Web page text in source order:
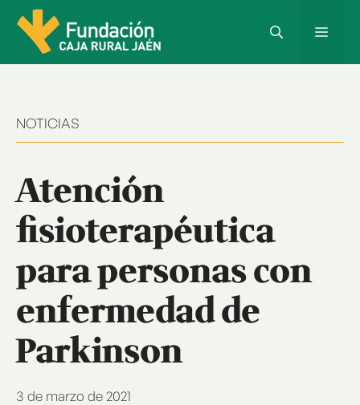
Saltar
contenido
Menú
NOTICIAS
Atención
fisioterapéutica
para personas con
enfermedad de
Parkinson
3 de marzo de 2021